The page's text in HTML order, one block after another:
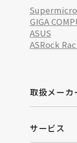
Supermicro
GIGA
ASUS
ASRock
取扱メーカ
サービス